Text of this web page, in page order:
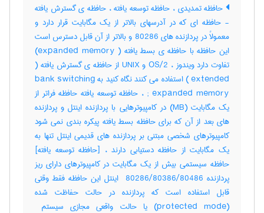
حافظه تمدیدی ، حافظه توسعه یافته ، حافظه ی گسترش یافته
- حافظه ای که در آدرسهای بالاتر از یک مگابایت قرار دارد و
معمولاً در پردازنده های 80286 و بالاتر از آن قابل دسترس است
این حافظه با حافظه ی بسط یافته ( expanded memory)
تفاوت دارد ویندوز ، OS/2 و UNIX از حافظه ی گسترش یافته (
extended ) استفاده می کنند نگاه کنید به bank switching
; expanded memory ، حافظه توسعه یافته حافظه فراتر از
یک مگابایت (MB) در کامپیوترهایی با پردازنده اینتل و پردازنده
های بعد از آن که برای حافظه بسط یافته پیکره بندی نمی شود
کامپیوترهای شخصی مبتنی بر پردازنده های قدیمی اینتل تنها به
یک مگابایت از حافظه دستیابی دارند ، [حافظه توسعه یافته]
حافظه سیستمی بیش از یک مگابایت در کامپیوترهای دارای ریز
پردازنده ‎ 80286/80386/80486 اینتل این حافظه فقط وقتی
قابل استفاده است که پردازنده در حالت حفاظت شده